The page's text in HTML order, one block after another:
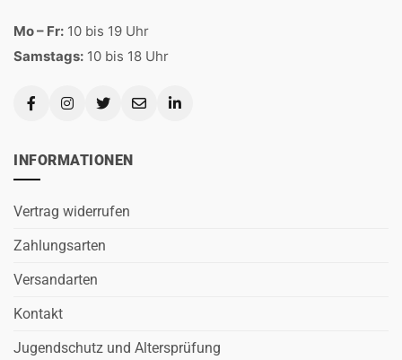
Mo – Fr: 10 bis 19 Uhr
Samstags: 10 bis 18 Uhr
INFORMATIONEN
Vertrag widerrufen
Zahlungsarten
Versandarten
Kontakt
Jugendschutz und Altersprüfung